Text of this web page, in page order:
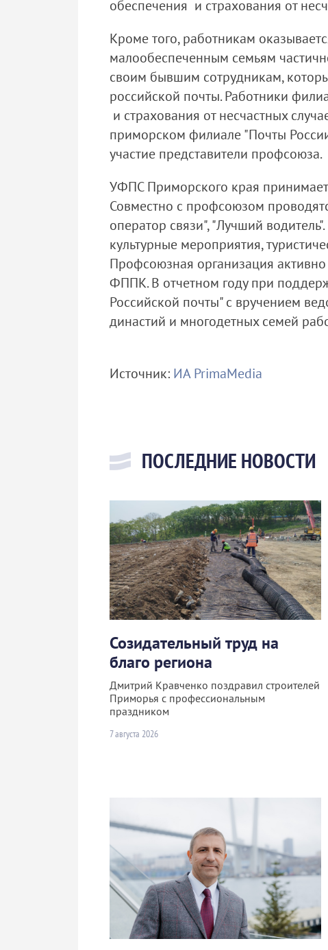
обеспечения и страхования от
Кроме того, работникам
малообеспеченным семьям
своим бывшим сотрудникам,
российской почты. Работники
и страхования от несчастных
приморском филиале "Почты
участие представители профсоюза.
УФПС Приморского края принимает
Совместно с профсоюзом
оператор связи", "Лучший
культурные мероприятия,
Профсоюзная организация
ФППК. В отчетном году при
Российской почты" с вручением
династий и многодетных семей
Источник: ИА PrimaMedia
ПОСЛЕДНИЕ НОВОСТИ
Созидательный труд на
благо региона
Дмитрий Кравченко поздравил строителей
Приморья с профессиональным
праздником
7 августа 2026